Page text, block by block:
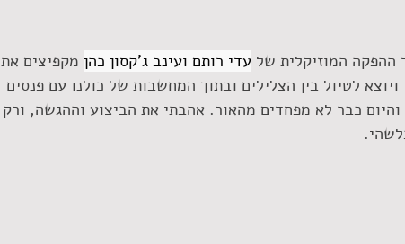
ההפקה המוזיקלית של עדי רותם ועינב ג'קסון כהן מקפיצים את
לטיול בין הצלילים ובתוך המחשבות של כולנו עם פנסים
כבר לא מפחדים מהאור. אהבתי את הביצוע וההגשה, ורק